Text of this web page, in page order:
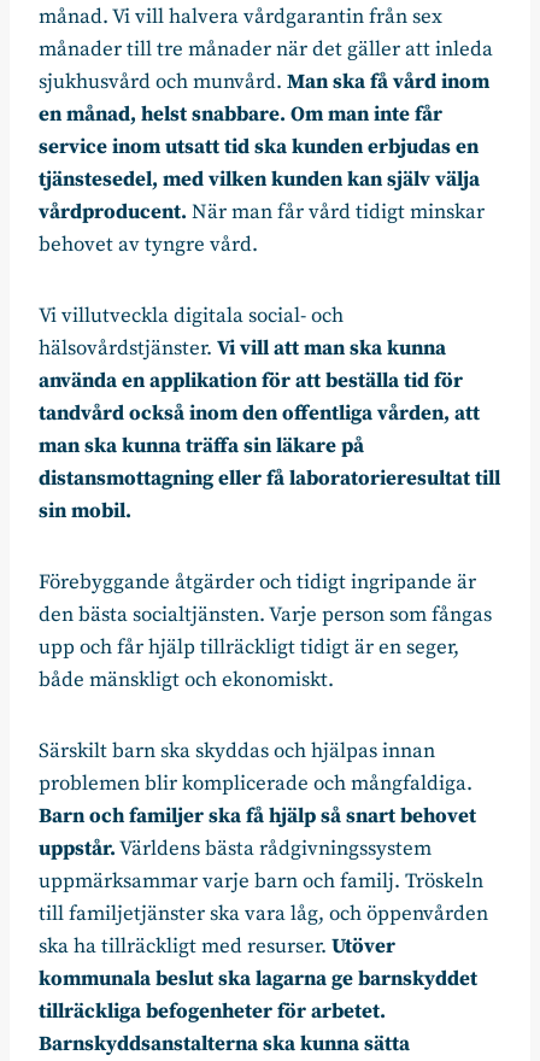
månad. Vi vill halvera vårdgarantin från sex
månader till tre månader när det gäller att inleda
sjukhusvård och munvård. Man ska få vård inom
en månad, helst snabbare. Om man inte får
service inom utsatt tid ska kunden erbjudas en
tjänstesedel, med vilken kunden kan själv välja
vårdproducent. När man får vård tidigt minskar
behovet av tyngre vård.
Vi villutveckla digitala social- och
hälsovårdstjänster. Vi vill att man ska kunna
använda en applikation för att beställa tid för
tandvård också inom den offentliga vården, att
man ska kunna träffa sin läkare på
distansmottagning eller få laboratorieresultat till
sin mobil.
Förebyggande åtgärder och tidigt ingripande är
den bästa socialtjänsten. Varje person som fångas
upp och får hjälp tillräckligt tidigt är en seger,
både mänskligt och ekonomiskt.
Särskilt barn ska skyddas och hjälpas innan
problemen blir komplicerade och mångfaldiga.
Barn och familjer ska få hjälp så snart behovet
uppstår.Världens bästa rådgivningssystem
uppmärksammar varje barn och familj. Tröskeln
till familjetjänster ska vara låg, och öppenvården
ska ha tillräckligt med resurser. Utöver
kommunala beslut ska lagarna ge barnskyddet
tillräckliga befogenheter för arbetet.
Barnskyddsanstalterna ska kunna sätta